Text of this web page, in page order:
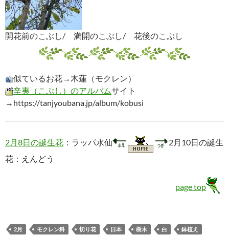
開花前のこぶし/ 満開のこぶし/ 花後のこぶし
似ているお花→木蓮（モクレン）
辛夷（こぶし）のアルバムサイト
→https://tanjyoubana.jp/album/kobusi
2月8日の誕生花 ：ラッパ水仙
2月10日の誕生
花：えんどう
page top
2月 モクレン科 切り花 日本 樹木 白 鉢植え